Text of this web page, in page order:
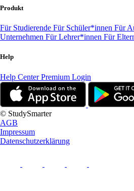
Produkt
Für Studierende Für Schüler*innen Für
Unternehmen Für Lehrer*innen Für
Help
Help CenterPremium Login
© StudySmarter
AGB
Impressum
Datenschutzerklärung